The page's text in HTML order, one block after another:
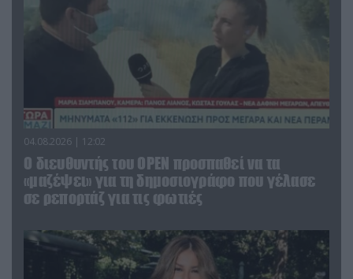
04.08.2026 | 12:02
O διευθυντής του OPEN προσπαθεί να τα
«μαζέψει» για τη δημοσιογράφο που γέλασε
σε ρεπορτάζ για τις φωτιές